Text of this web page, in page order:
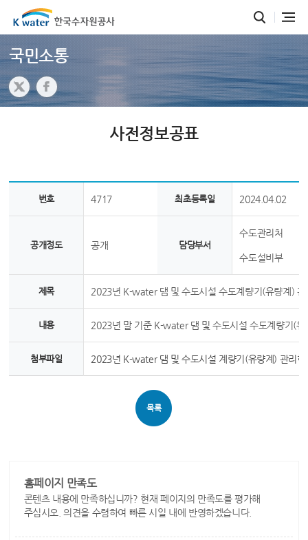
국민소통
사전정보공표
번호 4717 최초등록일 2024.04.02
공개정도 공개 담당부서
수도관리처
수도설비부
제목 2023년 K-water 댐 및 수도시설 수도계량기(유량계) 관
내용 2023년 말 기준 K-water 댐 및 수도시설 수도계량기(유
첨부파일 2023년 K-water 댐 및 수도시설 계량기(유량계) 관리현
목록
홈페이지 만족도
콘텐츠 내용에 만족하십니까? 현재 페이지의 만족도를 평가해
주십시오. 의견을 수렴하여 빠른 시일 내에 반영하겠습니다.